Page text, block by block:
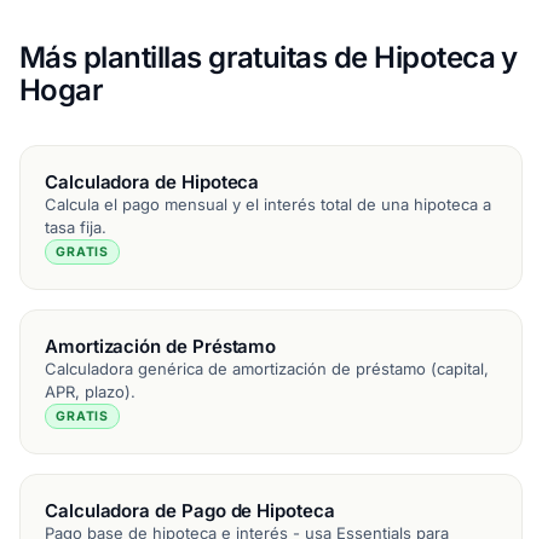
Más plantillas gratuitas de Hipoteca y
Hogar
Calculadora de Hipoteca
Calcula el pago mensual y el interés total de una hipoteca a
tasa fija.
GRATIS
Amortización de Préstamo
Calculadora genérica de amortización de préstamo (capital,
APR, plazo).
GRATIS
Calculadora de Pago de Hipoteca
Pago base de hipoteca e interés - usa Essentials para